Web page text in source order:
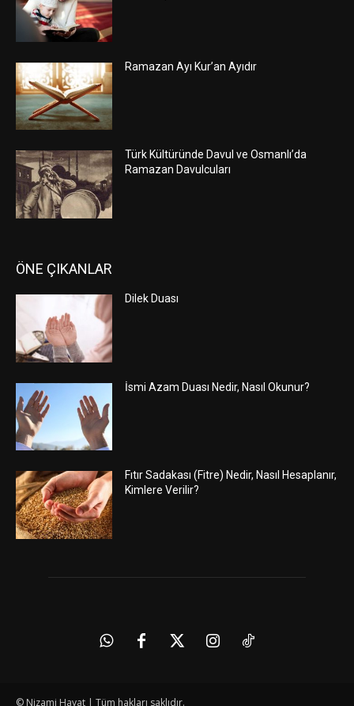
Ramazan Ayı Kur’an Ayıdır
Türk Kültüründe Davul ve Osmanlı’da
Ramazan Davulcuları
ÖNE ÇIKANLAR
Dilek Duası
İsmi Azam Duası Nedir, Nasıl Okunur?
Fıtır Sadakası (Fitre) Nedir, Nasıl Hesaplanır,
Kimlere Verilir?
© Nizami Hayat | Tüm hakları saklıdır.